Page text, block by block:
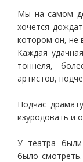
Мы на самом
хочется
котором он, не
Каждая
тоннеля,
артистов,
Подчас
изуродовать и
У театра были
было